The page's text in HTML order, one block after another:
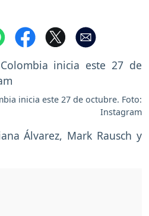
inicia este 27 de octubre. Foto:
Instagram
Álvarez, Mark Rausch y